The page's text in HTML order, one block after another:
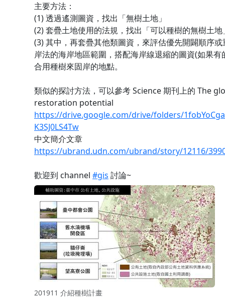
主要方法：
(1) 透過遙測圖資，找出「無樹土地」
(2) 套疊土地使用的法規，找出「可以種樹的無樹土地
(3) 其中，再套疊其他類圖資，來評估優先開闢順序
岸法的海岸地區範圍，搭配海岸線退縮的圖資(如果
合用種樹來固岸的地點。
類似的探討方法，可以參考 Science 期刊上的 The
restoration potential
https://drive.google.com/drive/folders/
K3SJ0LS4Tw
中文簡介文章
https://ubrand.udn.com/ubrand/story/12116/
歡迎到 channel #gis 討論~
201911 介紹種樹計畫